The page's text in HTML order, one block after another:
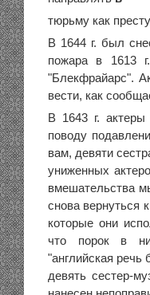
тюрьму как
В 1644 г. был
пожара в 1613
"Блекфрайарс".
вести, как
В 1643 г.
поводу
вам, девяти
униженных
вмешательства
снова вернуться
которые они
что порок в
"английская
девять сестер-